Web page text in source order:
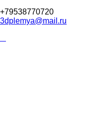
+79538770720
3dplemya@mail.ru